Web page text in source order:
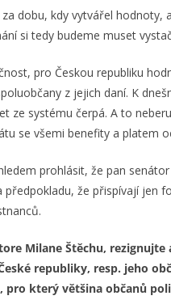
dobu, kdy vytvářel hodnoty,
si tedy budeme muset
pro Českou republiku
z jejich daní. K
ze systému čerpá. A to
se všemi benefity a platem
prohlásit, že pan
že přispívají jen
Milane Štěchu,
republiky, resp. jeho
pro který většina občanů